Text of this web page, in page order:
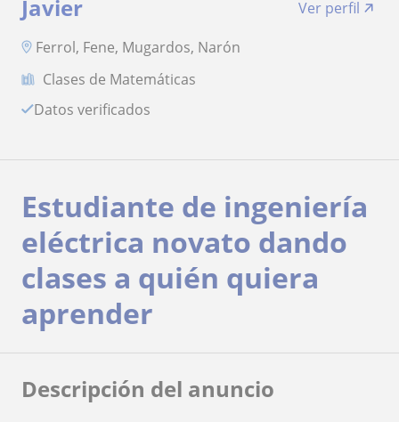
Javier
Ver perfil
Ferrol, Fene, Mugardos, Narón
Clases de Matemáticas
Datos verificados
Estudiante de ingeniería
eléctrica novato dando
clases a quién quiera
aprender
Descripción del anuncio